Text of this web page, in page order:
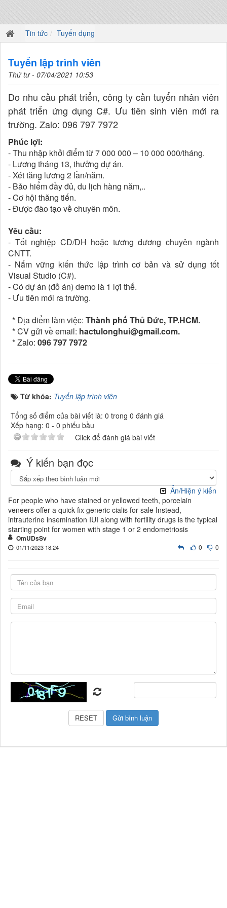
Tin tức Tuyển dụng
Tuyển lập trình viên
Thứ tư - 07/04/2021 10:53
Do nhu cầu phát triển, công ty cần tuyển nhân viên
phát triển ứng dụng C#. Ưu tiên sinh viên mới ra
trường. Zalo: 096 797 7972
Phúc lợi:
- Thu nhập khởi điểm từ 7 000 000 – 10 000 000/tháng.
- Lương tháng 13, thưởng dự án.
- Xét tăng lương 2 lần/năm.
- Bảo hiểm đầy đủ, du lịch hàng năm,..
- Cơ hội thăng tiến.
- Được đào tạo về chuyên môn.
Yêu cầu:
- Tốt nghiệp CĐ/ĐH hoặc tương đương chuyên ngành
CNTT.
- Nắm vững kiến thức lập trình cơ bản và sử dụng tốt
Visual Studio (C#).
- Có dự án (đồ án) demo là 1 lợi thế.
- Ưu tiên mới ra trường.
* Địa điểm làm việc: Thành phố Thủ Đức, TP.HCM.
* CV gửi về email: hactulonghui@gmail.com.
* Zalo: 096 797 7972
Từ khóa: Tuyển lập trình viên
Tổng số điểm của bài viết là: 0 trong 0 đánh giá
Xếp hạng: 0 - 0 phiếu bầu
Click để đánh giá bài viết
Ý kiến bạn đọc
Ẩn/Hiện ý kiến
For people who have stained or yellowed teeth, porcelain
veneers offer a quick fix generic cialis for sale Instead,
intrauterine insemination IUI along with fertility drugs is the typical
starting point for women with stage 1 or 2 endometriosis
OmUDsSv
0 0
01/11/2023 18:24